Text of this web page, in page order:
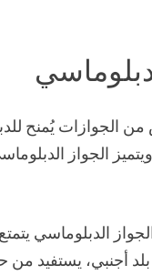
الجوازات يُمنح
الجواز
الدبلوماسي
أجنبي، يستفيد من